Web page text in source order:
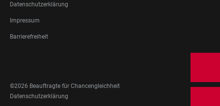
FOOTER
LEGAL
Datenschutzerklärung
Impressum
Barrierefreiheit
MEDIA
©2026 Beauftragte für Chancengleichheit
FOOTER
Datenschutzerklärung